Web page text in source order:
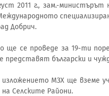
2011 г., зам.-
Добрич.
ще се проведе за 19-ти
представят български и
МЗХ ще вземе
Селските Райони.